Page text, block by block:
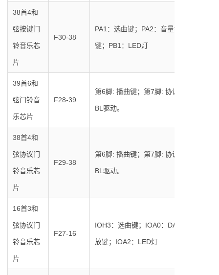
38首4和
弦按键门
铃音乐芯
片
F30-38
PA1：选曲键；PA2：音量键；PA3：播
键；PB1：LED灯
39首6和
弦门铃音
乐芯片
F28-39
第6脚: 播曲键；第7脚: 协议脚；第8脚:
BL驱动。
38首4和
弦协议门
铃音乐芯
片
F29-38
第6脚: 播曲键；第7脚: 协议脚；第8脚:
BL驱动。
16首3和
弦协议门
铃音乐芯
片
F27-16
IOH3：选曲键；IOA0：DATA；IOA1：
放键；IOA2：LED灯